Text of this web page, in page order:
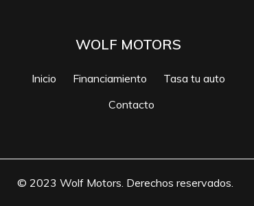
WOLF MOTORS
Inicio Financiamiento
Tasa tu auto
Contacto
© 2023 Wolf Motors. Derechos reservados.